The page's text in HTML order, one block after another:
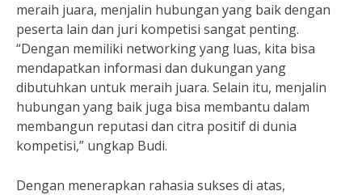
meraih juara, menjalin hubungan yang baik dengan
peserta lain dan juri kompetisi sangat penting.
“Dengan memiliki networking yang luas, kita bisa
mendapatkan informasi dan dukungan yang
dibutuhkan untuk meraih juara. Selain itu, menjalin
hubungan yang baik juga bisa membantu dalam
membangun reputasi dan citra positif di dunia
kompetisi,” ungkap Budi.
Dengan menerapkan rahasia sukses di atas,